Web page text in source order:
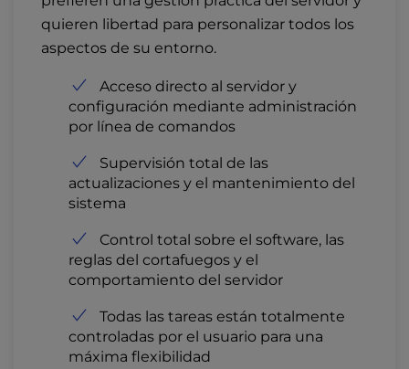
quieren libertad para personalizar todos los
aspectos de su entorno.
Acceso directo al servidor y
configuración mediante administración
por línea de comandos
Supervisión total de las
actualizaciones y el mantenimiento del
sistema
Control total sobre el software, las
reglas del cortafuegos y el
comportamiento del servidor
Todas las tareas están totalmente
controladas por el usuario para una
máxima flexibilidad